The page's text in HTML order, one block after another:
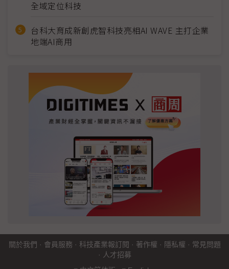
全域定位科技
台科大育成新創虎智科技亮相AI WAVE 主打企業
地端AI商用
關於我們 · 會員服務 · 科技產業報訂閱 · 著作權 · 隱私權 · 常見問題
· 人才招募